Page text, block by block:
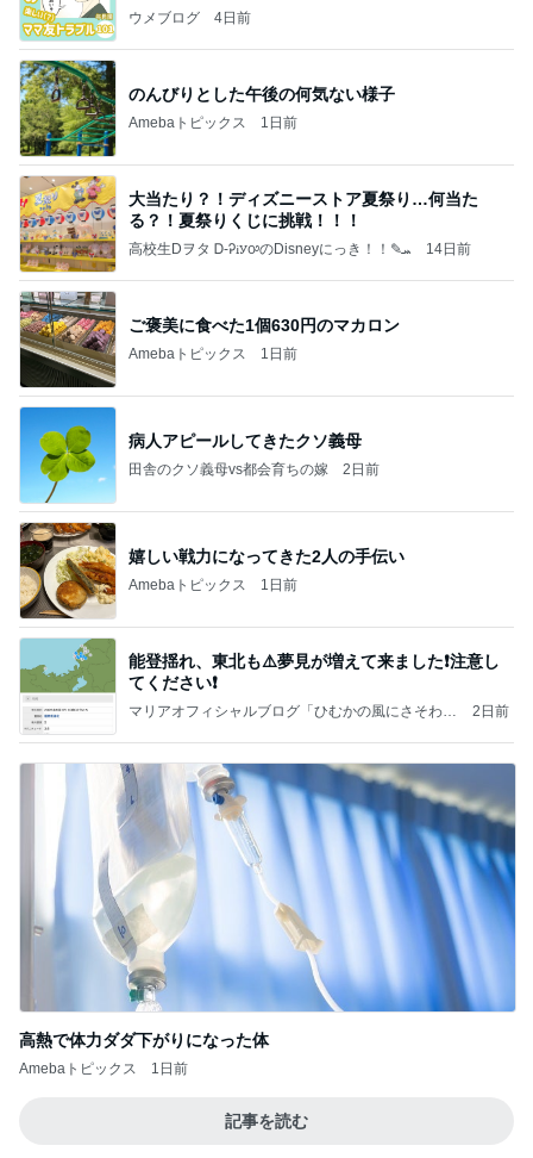
ウメブログ 4日前
のんびりとした午後の何気ない様子
Amebaトピックス 1日前
大当たり？！ディズニーストア夏祭り…何当た
る？！夏祭りくじに挑戦！！！
高校生Dヲタ Ꭰ-ᎮꭵꭹꭴのDisneyにっき！！✎ܚ 14日前
ご褒美に食べた1個630円のマカロン
Amebaトピックス 1日前
病人アピールしてきたクソ義母
田舎のクソ義母vs都会育ちの嫁 2日前
嬉しい戦力になってきた2人の手伝い
Amebaトピックス 1日前
能登揺れ、東北も⚠️夢見が増えて来ました❗️注意し
てください❗️
マリアオフィシャルブログ「ひむかの風にさそわれ
2日前
高熱で体力ダダ下がりになった体
Amebaトピックス 1日前
記事を読む